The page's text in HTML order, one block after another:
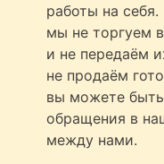
работы на
мы не торгуем
и не передаём
не продаём
вы можете
обращения в
между нами.